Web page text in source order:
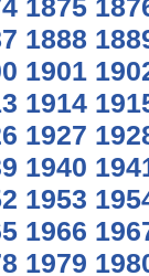
1875
1888
1901
1914
1927
1940
1953
1966
1979